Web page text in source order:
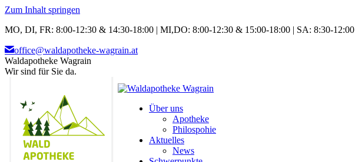
Zum Inhalt springen
MO, DI, FR: 8:00-12:30 & 14:30-18:00 | MI,DO: 8:00-12:30 & 15:00-18:00 | SA: 8:30-12:00
office@waldapotheke-wagrain.at
Waldapotheke Wagrain
Wir sind für Sie da.
Über uns
Apotheke
Philospohie
Aktuelles
News